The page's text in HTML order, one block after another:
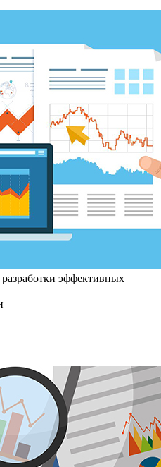
эффективных